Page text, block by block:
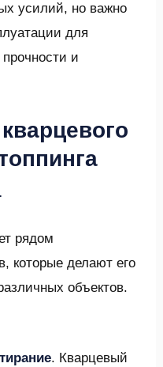
усилий, но важно
для
и
рядом
которые делают его
объектов.
. Кварцевый